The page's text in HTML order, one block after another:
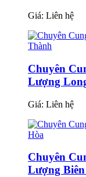
Giá: Liên hệ
Chuyên
Lượng
Giá: Liên hệ
Chuyên
Lượng